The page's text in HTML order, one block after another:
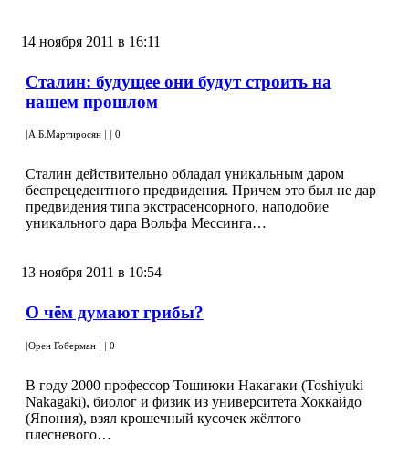
14 ноября 2011 в 16:11
Сталин: будущее они будут строить на
нашем прошлом
А.Б.Мартиросян 0
Сталин действительно обладал уникальным даром
беспрецедентного предвидения. Причем это был не дар
предвидения типа экстрасенсорного, наподобие
уникального дара Вольфа Мессинга…
13 ноября 2011 в 10:54
О чём думают грибы?
|Орен Гоберман | | 0
В году 2000 профессор Тошиюки Накагаки (Toshiyuki
Nakagaki), биолог и физик из университета Хоккайдо
(Япония), взял крошечный кусочек жёлтого
плесневого…